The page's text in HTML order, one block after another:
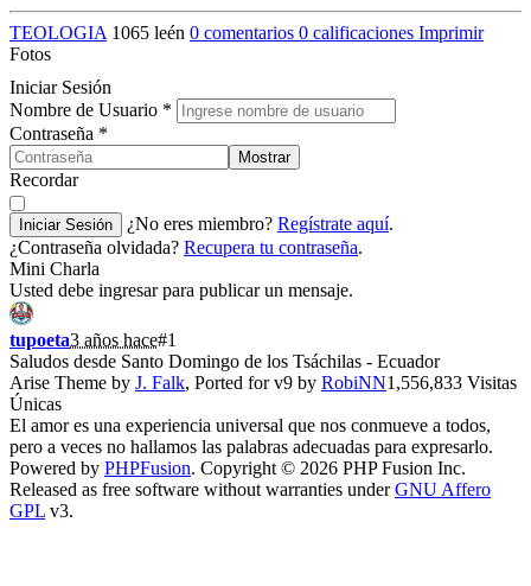
TEOLOGIA 1065 leén 0 comentarios 0 calificaciones Imprimir
Fotos
Iniciar Sesión
Nombre de Usuario *
Contraseña *
Mostrar
Recordar
Iniciar Sesión ¿No eres miembro? Regístrate aquí.
¿Contraseña olvidada? Recupera tu contraseña.
Mini Charla
Usted debe ingresar para publicar un mensaje.
tupoeta3 años hace#1
Saludos desde Santo Domingo de los Tsáchilas - Ecuador
Arise Theme by J. Falk, Ported for v9 by RobiNN1,556,833 Visitas
Únicas
El amor es una experiencia universal que nos conmueve a todos,
pero a veces no hallamos las palabras adecuadas para expresarlo.
Powered by PHPFusion. Copyright © 2026 PHP Fusion Inc.
Released as free software without warranties underGNU Affero
GPL v3.